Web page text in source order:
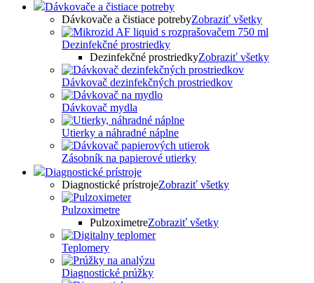
Dávkovače a čistiace potreby
Dávkovače a čistiace potrebyZobraziť všetky
Dezinfekčné prostriedky
Dezinfekčné prostriedkyZobraziť všetky
Dávkovač dezinfekčných prostriedkov
Dávkovač mydla
Utierky a náhradné náplne
Zásobník na papierové utierky
Diagnostické prístroje
Diagnostické prístrojeZobraziť všetky
Pulzoximetre
PulzoximetreZobraziť všetky
Teplomery
Diagnostické prúžky